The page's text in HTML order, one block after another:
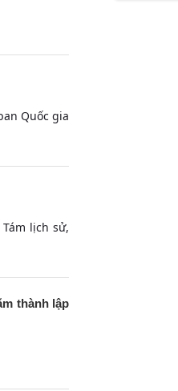
Quốc gia
lịch sử,
thành lập